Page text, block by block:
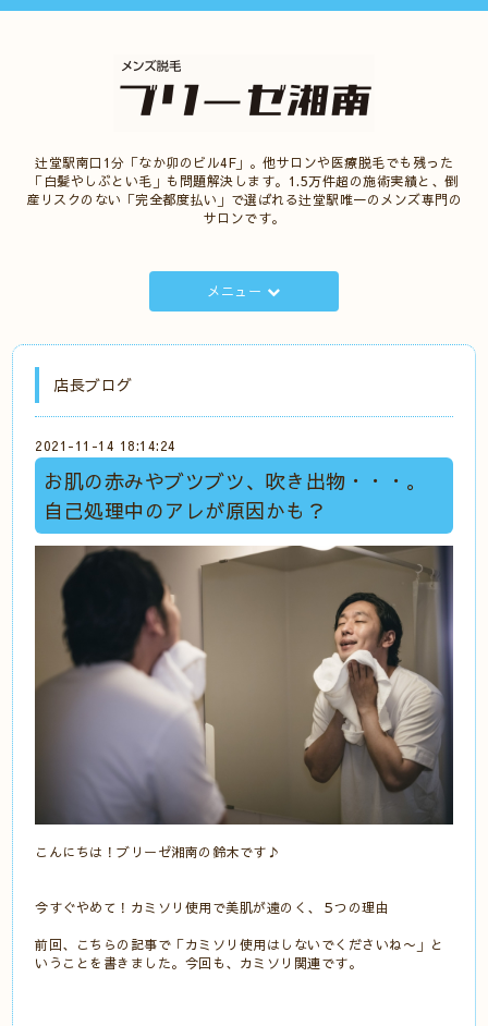
辻堂駅南口1分「なか卯のビル4F」。他サロンや医療脱毛でも残った
「白髪やしぶとい毛」も問題解決します。1.5万件超の施術実績と、倒
産リスクのない「完全都度払い」で選ばれる辻堂駅唯一のメンズ専門の
サロンです。
メニュー
店長ブログ
2021-11-14 18:14:24
お肌の赤みやブツブツ、吹き出物・・・。
自己処理中のアレが原因かも？
こんにちは！ブリーゼ湘南の鈴木です♪
今すぐやめて！カミソリ使用で美肌が遠のく、５つの理由
前回、こちらの記事で「カミソリ使用はしないでくださいね〜」と
いうことを書きました。今回も、カミソリ関連です。